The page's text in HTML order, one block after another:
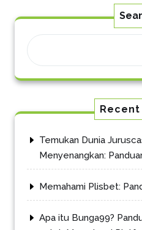
Recent
Temukan Dunia
Menyenangkan:
Memahami Plisbet:
Apa itu Bunga99?